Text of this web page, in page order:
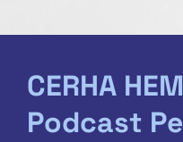
CERHA
Podcast